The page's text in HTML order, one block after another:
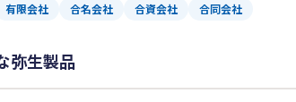
有限会社 合名会社 合資会社 合同会社
弥生製品